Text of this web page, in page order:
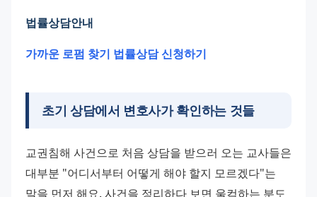
법률상담안내
가까운 로펌 찾기 법률상담 신청하기
초기 상담에서 변호사가 확인하는 것들
교권침해 사건으로 처음 상담을 받으러 오는 교사들은
대부분 "어디서부터 어떻게 해야 할지 모르겠다"는
말을 먼저 해요. 사건을 정리하다 보면 울컥하는 분도